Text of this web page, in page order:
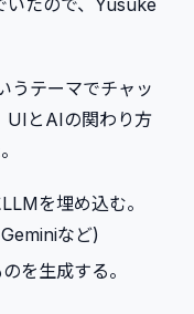
うテーマでチャッ
UIとAIの関わり方
を埋め込む。
など)
を生成する。